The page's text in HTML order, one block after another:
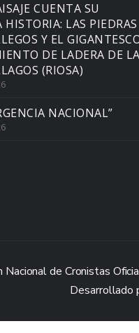
CUENTA SU
HISTORIA: LAS PIEDRAS
Y EL
DE LADERA DE LA
(RIOSA)
NACIONAL”
Nacional de Cronistas
Desarrollado